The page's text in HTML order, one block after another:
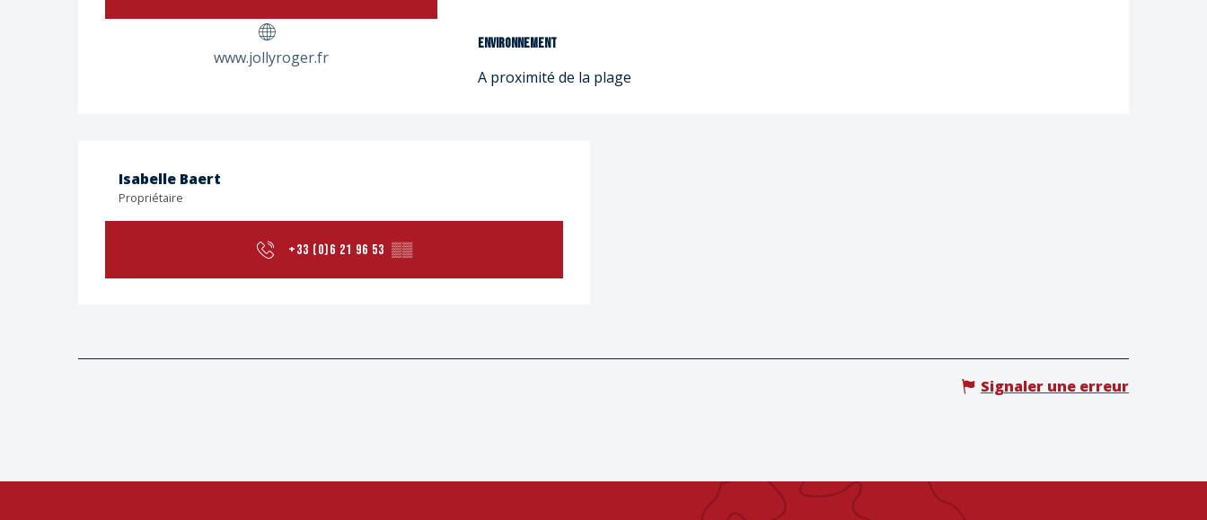
www.jollyroger.fr
Environnement
Environnement
A proximité de la plage
Isabelle Baert
Propriétaire
+33 (0)6 21 96 53 ▒▒
Signaler une erreur